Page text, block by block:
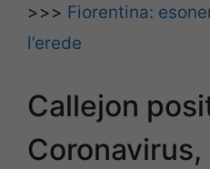
>>> Fiorentina:
l’erede
Callejon
Coronavirus,